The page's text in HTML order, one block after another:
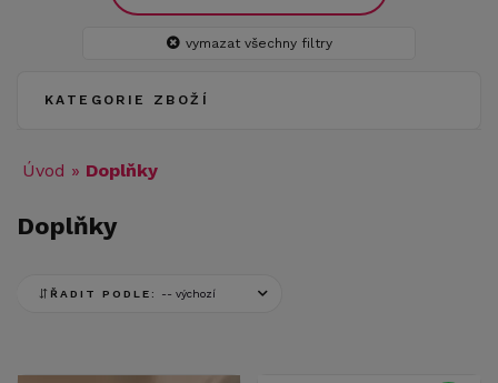
Úvod » Doplňky
Doplňky
ŘADIT PODLE:
vymazat všechny filtry
KATEGORIE ZBOŽÍ